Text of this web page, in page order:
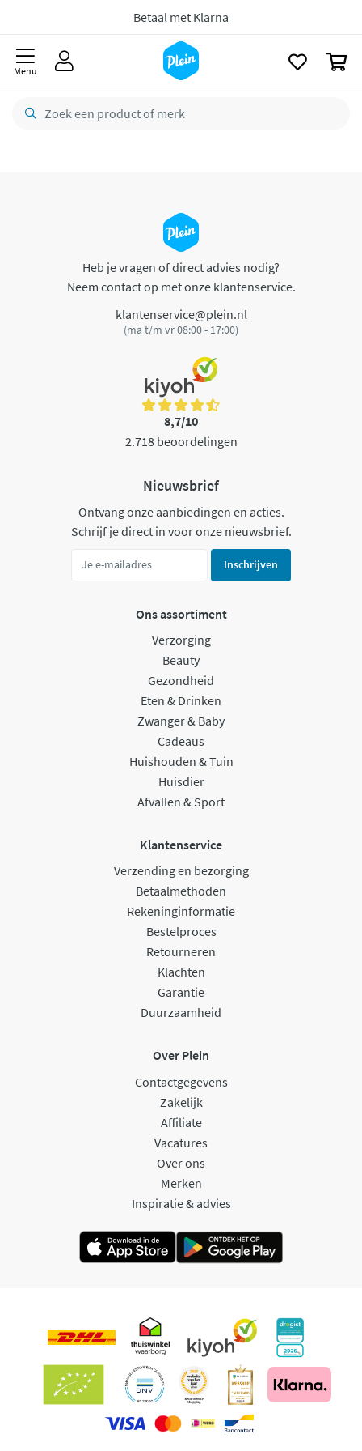
Betaal met Klarna
Menu
Heb je vragen of direct advies nodig?
Neem contact op met onze klantenservice.
klantenservice@plein.nl
(ma t/m vr 08:00 - 17:00)
8,7/10
2.718 beoordelingen
Nieuwsbrief
Ontvang onze aanbiedingen en acties.
Schrijf je direct in voor onze nieuwsbrief.
Inschrijven
Ons assortiment
Verzorging
Beauty
Gezondheid
Eten & Drinken
Zwanger & Baby
Cadeaus
Huishouden & Tuin
Huisdier
Afvallen & Sport
Klantenservice
Verzending en bezorging
Betaalmethoden
Rekeninginformatie
Bestelproces
Retourneren
Klachten
Garantie
Duurzaamheid
Over Plein
Contactgegevens
Zakelijk
Affiliate
Vacatures
Over ons
Merken
Inspiratie & advies